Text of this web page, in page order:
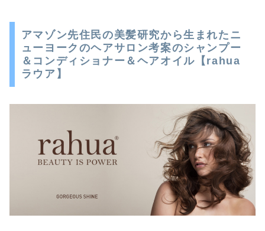
アマゾン先住民の美髪研究から生まれたニ
ューヨークのヘアサロン考案のシャンプー
＆コンディショナー＆ヘアオイル【rahua
ラウア】